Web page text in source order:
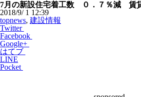
7月の新設住宅着工数 ０．７％減 賃
2018/9/ 1 12:39
topnews, 建設情報
Twitter
Facebook
Google+
はてブ
LINE
Pocket